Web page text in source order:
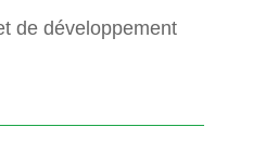
de développement